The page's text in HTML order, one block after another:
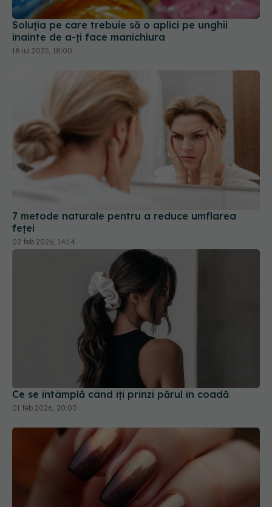
18 iul 2025, 18:00
7 metode naturale pentru a reduce umflarea
feței
Ce se întâmplă când îți prinzi părul în coadă